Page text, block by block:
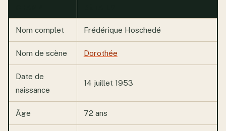
Nom complet Frédérique Hoschedé
Nom de scène Dorothée
Date de
naissance
14 juillet 1953
Âge 72 ans